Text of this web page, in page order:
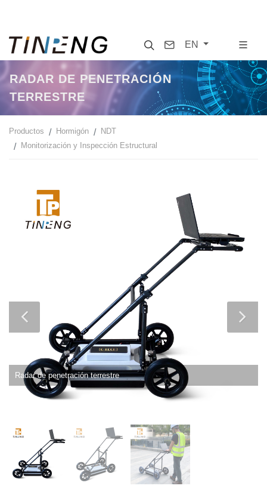
SearchContact
EN
RADAR DE PENETRACIÓN
TERRESTRE
Productos Hormigón
NDT
Monitorización y Inspección Estructural
Radar de penetración terrestre